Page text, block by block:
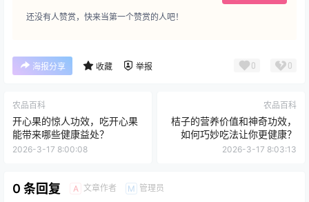
还没有人赞赏，快来当第一个赞赏的人吧！
海报分享 收藏 举报 0 0
农品百科
开心果的惊人功效，吃开心果
能带来哪些健康益处？
2026-3-17 8:00:08
农品百科
桔子的营养价值和神奇功效，
如何巧妙吃法让你更健康？
2026-3-17 8:03:13
0 条回复 A 文章作者 M 管理员